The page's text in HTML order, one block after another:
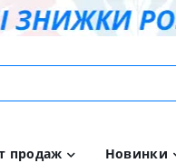
продаж Новинки